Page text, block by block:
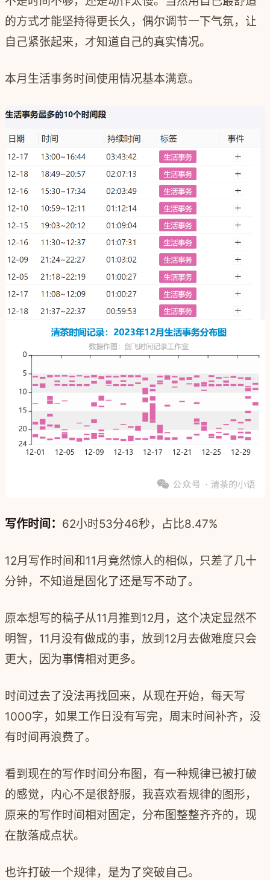
的方式才能坚持得更长久，偶尔调节一下气氛，让
自己紧张起来，才知道自己的真实情况。
本月生活事务时间使用情况基本满意。
写作时间： 62小时53分46秒，占比8.47%
12月写作时间和11月竟然惊人的相似，只差了几十
分钟，不知道是固化了还是写不动了。
原本想写的稿子从11月推到12月，这个决定显然不
明智，11月没有做成的事，放到12月去做难度只会
更大，因为事情相对更多。
时间过去了没法再找回来，从现在开始，每天写
1000字，如果工作日没有写完，周末时间补齐，没
有时间再浪费了。
看到现在的写作时间分布图，有一种规律已被打破
的感觉，内心不是很舒服，我喜欢看规律的图形，
原来的写作时间相对固定，分布图整整齐齐的，现
在散落成点状。
也许打破一个规律，是为了突破自己。